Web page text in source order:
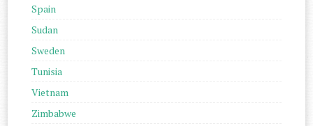
Spain
Sudan
Sweden
Tunisia
Vietnam
Zimbabwe